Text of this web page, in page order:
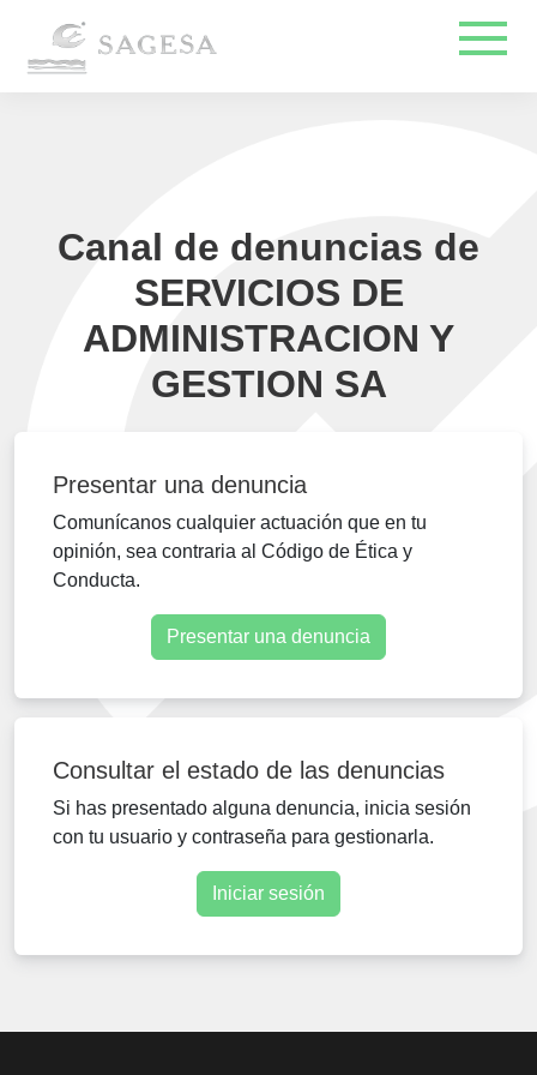
Canal de denuncias de
SERVICIOS DE
ADMINISTRACION Y
GESTION SA
Presentar una denuncia
Comunícanos cualquier actuación que en tu
opinión, sea contraria al Código de Ética y
Conducta.
Presentar una denuncia
Consultar el estado de las denuncias
Si has presentado alguna denuncia, inicia sesión
con tu usuario y contraseña para gestionarla.
Iniciar sesión